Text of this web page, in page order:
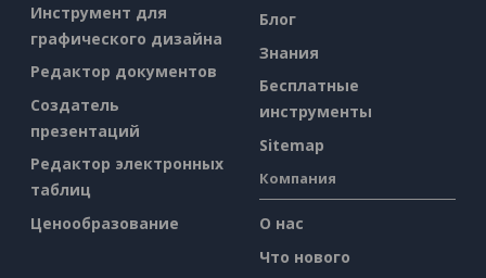
Инструмент для
графического дизайна
Редактор документов
Создатель
презентаций
Редактор электронных
таблиц
Ценообразование
Блог
Знания
Бесплатные
инструменты
Sitemap
Компания
О нас
Что нового